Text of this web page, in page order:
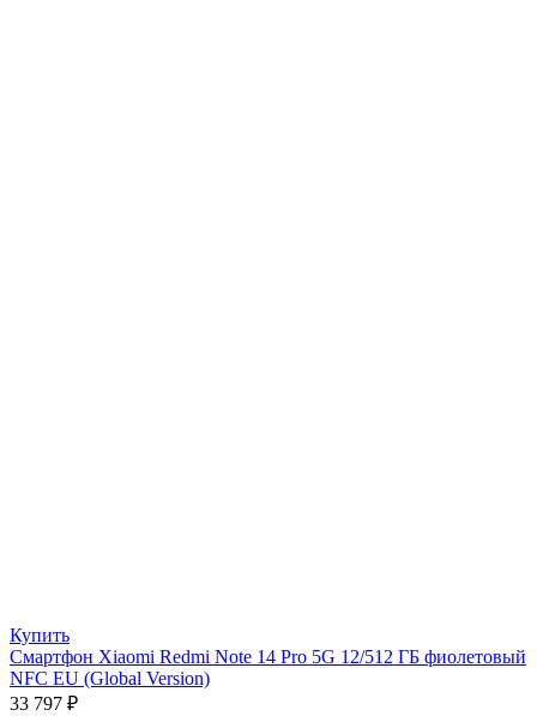
Купить
Смартфон Xiaomi Redmi Note 14 Pro 5G 12/512 ГБ фиолетовый
NFC EU (Global Version)
33 797 ₽